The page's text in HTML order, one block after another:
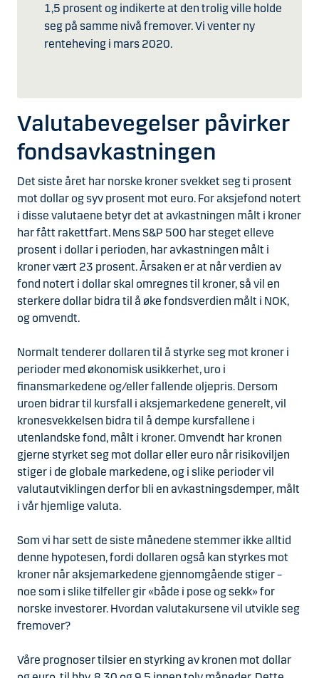
1,5 prosent og indikerte at den trolig ville holde
seg på samme nivå fremover. Vi venter ny
renteheving i mars 2020.
Valutabevegelser påvirker
fondsavkastningen
Det siste året har norske kroner svekket seg ti prosent
mot dollar og syv prosent mot euro. For aksjefond notert
i disse valutaene betyr det at avkastningen målt i kroner
har fått rakettfart. Mens S&P 500 har steget elleve
prosent i dollar i perioden, har avkastningen målt i
kroner vært 23 prosent. Årsaken er at når verdien av
fond notert i dollar skal omregnes til kroner, så vil en
sterkere dollar bidra til å øke fondsverdien målt i NOK,
og omvendt.
Normalt tenderer dollaren til å styrke seg mot kroner i
perioder med økonomisk usikkerhet, uro i
finansmarkedene og/eller fallende oljepris. Dersom
uroen bidrar til kursfall i aksjemarkedene generelt, vil
kronesvekkelsen bidra til å dempe kursfallene i
utenlandske fond, målt i kroner. Omvendt har kronen
gjerne styrket seg mot dollar eller euro når risikoviljen
stiger i de globale markedene, og i slike perioder vil
valutautviklingen derfor bli en avkastningsdemper, målt
i vår hjemlige valuta.
Som vi har sett de siste månedene stemmer ikke alltid
denne hypotesen, fordi dollaren også kan styrkes mot
kroner når aksjemarkedene gjennomgående stiger –
noe som i slike tilfeller gir «både i pose og sekk» for
norske investorer. Hvordan valutakursene vil utvikle seg
fremover?
Våre prognoser tilsier en styrking av kronen mot dollar